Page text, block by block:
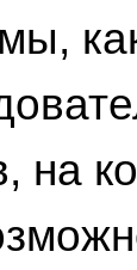
на